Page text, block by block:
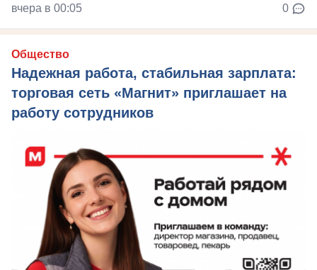
вчера в 00:05 0
Общество
Надежная работа, стабильная зарплата:
торговая сеть «Магнит» приглашает на
работу сотрудников